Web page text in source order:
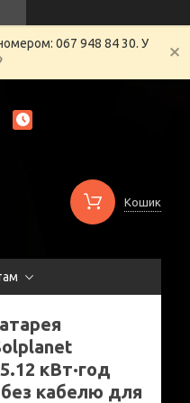
067 948 84 30. У
Кошик
кВт·год
кабелю для